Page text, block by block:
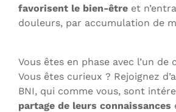
favorisent le bien-êtreet
douleurs, par accumulation de
Vous êtes en phase avec l’un de
Vous êtes curieux ? Rejoignez
BNI, qui comme vous, sont
partage de leurs connaissances